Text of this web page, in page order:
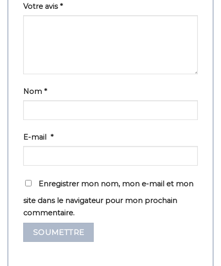
Votre avis*
Nom *
E-mail *
Enregistrer mon nom, mon e-mail et mon
site dans le navigateur pour mon prochain
commentaire.